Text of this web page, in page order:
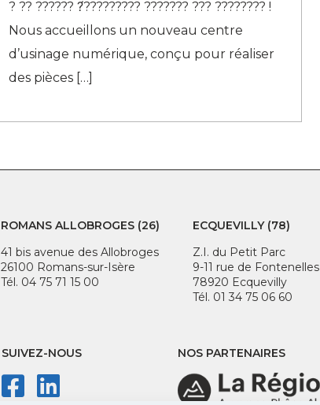
? ?? ?????? ?́????????? ??????? ??? ???????? !
Nous accueillons un nouveau centre
d’usinage numérique, conçu pour réaliser
des pièces[…]
ROMANS ALLOBROGES (26)
41 bis avenue des Allobroges
26100 Romans-sur-Isère
Tél. 04 75 71 15 00
ECQUEVILLY (78)
Z.I. du Petit Parc
9-11 rue de Fontenelles
78920 Ecquevilly
Tél. 01 34 75 06 60
SUIVEZ-NOUS NOS PARTENAIRES